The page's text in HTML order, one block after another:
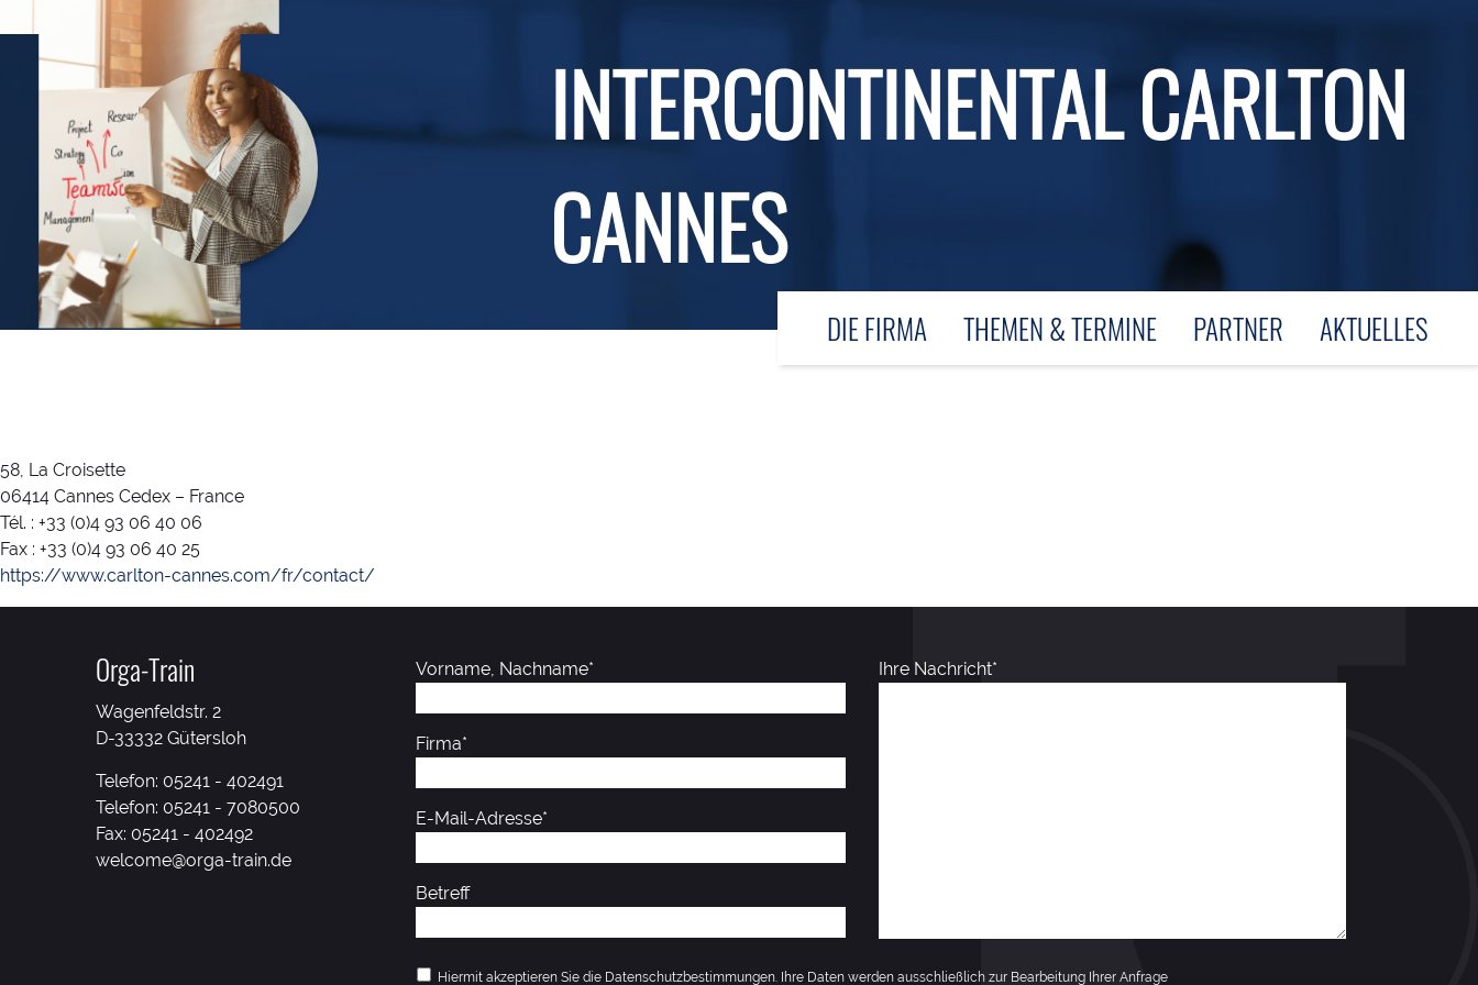
INTERCONTINENTAL CARLTON
CANNES
DIE FIRMA THEMEN & TERMINE PARTNER AKTUELLES
58, La Croisette
06414 Cannes Cedex – France
Tél. : +33 (0)4 93 06 40 06
Fax : +33 (0)4 93 06 40 25
https://www.carlton-cannes.com/fr/contact/
Orga-Train
Wagenfeldstr. 2
D-33332 Gütersloh
Telefon: 05241 - 402491
Telefon: 05241 - 7080500
Fax: 05241 - 402492
welcome@orga-train.de
Vorname, Nachname*
Firma*
E-Mail-Adresse*
Betreff
Ihre Nachricht*
Hiermit akzeptieren Sie die Datenschutzbestimmungen. Ihre Daten werden ausschließlich zur Bearbeitung Ihrer Anfrage